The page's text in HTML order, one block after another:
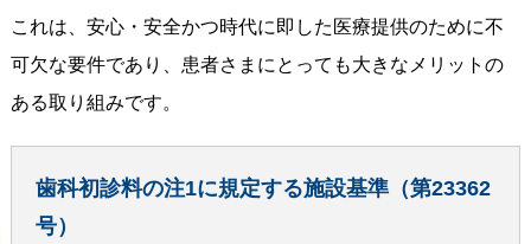
これは、安心・安全かつ時代に即した医療提供のために不
可欠な要件であり、患者さまにとっても大きなメリットの
ある取り組みです。
歯科初診料の注1に規定する施設基準（第23362
号）